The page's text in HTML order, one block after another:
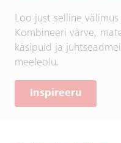
Loo just selline
Kombineeri värve,
käsipuid ja
meeleolu.
Inspireeru